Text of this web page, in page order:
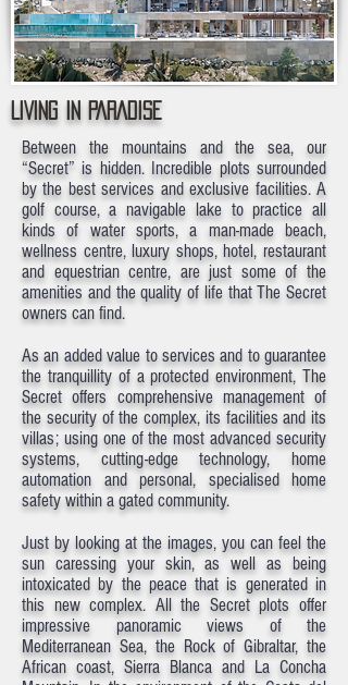
LIVING IN PARADISE
Between the mountains and the sea, our
“Secret” is hidden. Incredible plots surrounded
by the best services and exclusive facilities. A
golf course, a navigable lake to practice all
kinds of water sports, a man-made beach,
wellness centre, luxury shops, hotel, restaurant
and equestrian centre, are just some of the
amenities and the quality of life that The Secret
owners can find.
As an added value to services and to guarantee
the tranquillity of a protected environment, The
Secret offers comprehensive management of
the security of the complex, its facilities and its
villas; using one of the most advanced security
systems, cutting-edge technology, home
automation and personal, specialised home
safety within a gated community.
Just by looking at the images, you can feel the
sun caressing your skin, as well as being
intoxicated by the peace that is generated in
this new complex. All the Secret plots offer
impressive panoramic views of the
Mediterranean Sea, the Rock of Gibraltar, the
African coast, Sierra Blanca and La Concha